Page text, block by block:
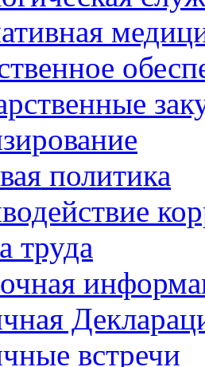
политика
труда
встречи